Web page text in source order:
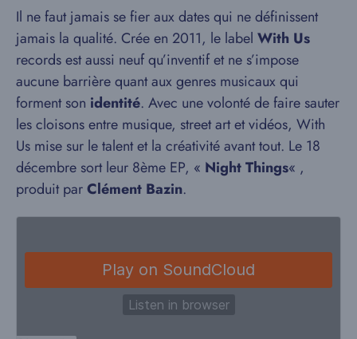
Il ne faut jamais se fier aux dates qui ne définissent
jamais la qualité. Crée en 2011, le label With Us
records est aussi neuf qu’inventif et ne s’impose
aucune barrière quant aux genres musicaux qui
forment son identité. Avec une volonté de faire sauter
les cloisons entre musique, street art et vidéos, With
Us mise sur le talent et la créativité avant tout. Le 18
décembre sort leur 8ème EP, « Night Things« ,
produit parClément Bazin.